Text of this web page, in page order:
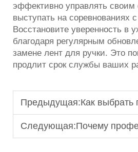
эффективно управлять
выступать на соревнованиях
Восстановите уверенность в
благодаря регулярным
замене лент для ручки. Это
продлит срок службы ваших
Предыдущая:Как выбрать прочную
Следующая:Почему профессионалы